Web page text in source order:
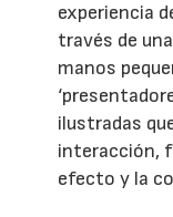
experiencia
través de
manos
ilustradas
interacción,
efecto y la